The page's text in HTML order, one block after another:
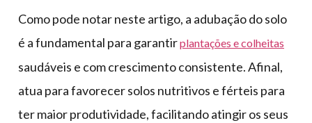
Como pode notar neste artigo, a adubação do solo
é a fundamental para garantirplantações e colheitas
saudáveis e com crescimento consistente. Afinal,
atua para favorecer solos nutritivos e férteis para
ter maior produtividade, facilitando atingir os seus